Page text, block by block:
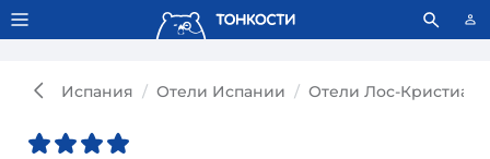
Тонкости используют сookie-файлы. Что это значит?
Испания Отели Испании Отели Лос-